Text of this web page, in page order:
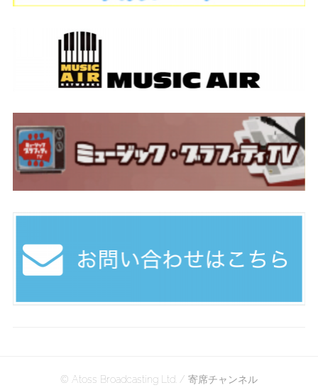
© Atoss Broadcasting Ltd. / 寄席チャンネル